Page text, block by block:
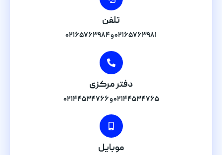
تلفن
۰۲۱۶۵۷۶۳۹۸۱ و ۰۲۱۶۵۷۶۳۹۸۴
دفتر مرکزی
۰۲۱۴۴۵۳۴۷۶۵ و ۰۲۱۴۴۵۳۴۷۶۶
موبایل